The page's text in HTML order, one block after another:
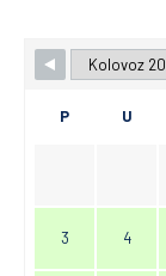
P U
3 4